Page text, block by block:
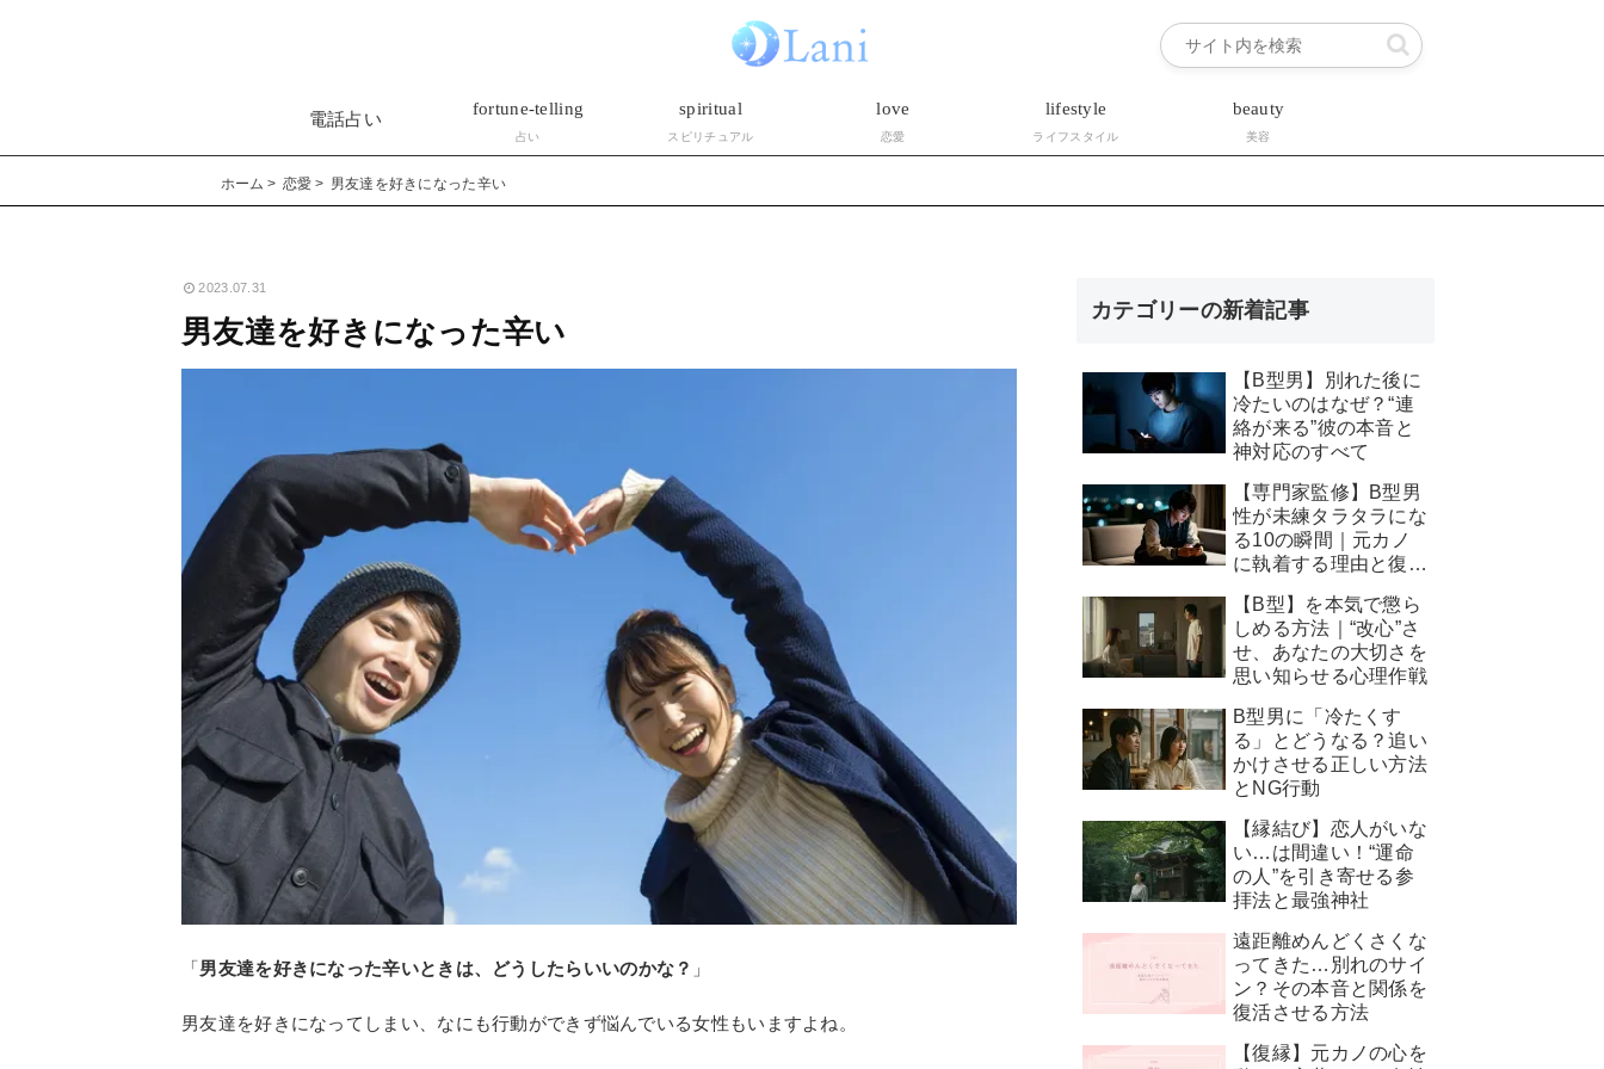
電話占い
fortune-telling
占い
spiritual
スピリチュアル
love
恋愛
lifestyle
ライフスタイル
beauty
美容
ホーム 恋愛 男友達を好きになった辛い
2023.07.31
男友達を好きになった辛い
「男友達を好きになった辛いときは、どうしたらいいのかな？ 」
男友達を好きになってしまい、なにも行動ができず悩んでいる女性もいますよね。
カテゴリーの新着記事
【B型男】別れた後に
冷たいのはなぜ？“連
絡が来る”彼の本音と
神対応のすべて
【専門家監修】B型男
性が未練タラタラにな
る10の瞬間｜元カノ
に執着する理由と復縁
【B型】を本気で懲ら
しめる方法｜“改心”さ
せ、あなたの大切さを
思い知らせる心理作戦
B型男に「冷たくす
る」とどうなる？追い
かけさせる正しい方法
とNG行動
【縁結び】恋人がいな
い…は間違い！“運命
の人”を引き寄せる参
拝法と最強神社
遠距離めんどくさくな
ってきた…別れのサイ
ン？その本音と関係を
復活させる方法
【復縁】元カノの心を